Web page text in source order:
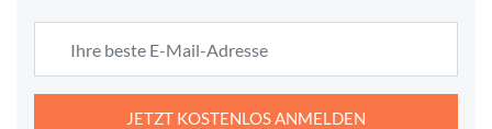
JETZT KOSTENLOS ANMELDEN